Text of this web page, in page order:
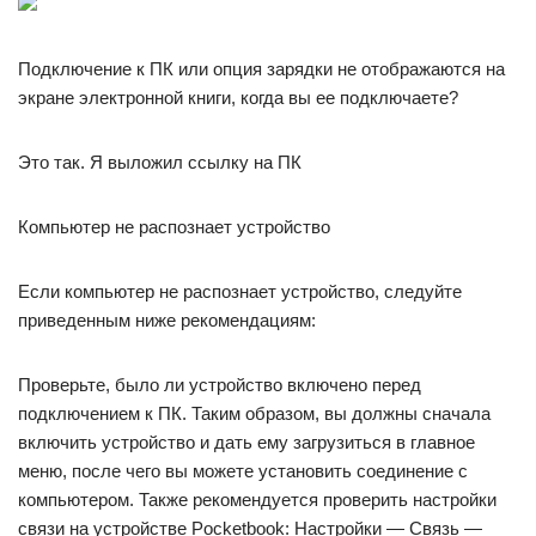
Подключение к ПК или опция зарядки не отображаются на
экране электронной книги, когда вы ее подключаете?
Это так. Я выложил ссылку на ПК
Компьютер не распознает устройство
Если компьютер не распознает устройство, следуйте
приведенным ниже рекомендациям:
Проверьте, было ли устройство включено перед
подключением к ПК. Таким образом, вы должны сначала
включить устройство и дать ему загрузиться в главное
меню, после чего вы можете установить соединение с
компьютером. Также рекомендуется проверить настройки
связи на устройстве Pocketbook: Настройки — Связь —